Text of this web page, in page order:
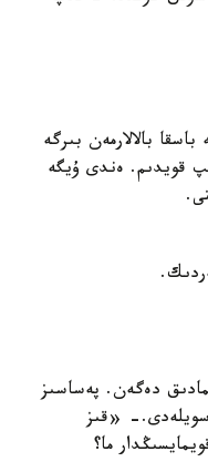
بالالارمەن بىرگە
قويدىم. ەندى ۇيگە
دەگەن. پەساسىز
«قىز
ما؟